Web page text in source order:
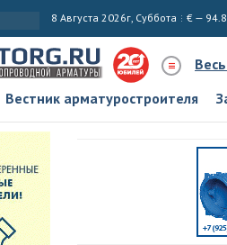
8 Августа 2026г, Суббота € —
Вестник арматуростроителя